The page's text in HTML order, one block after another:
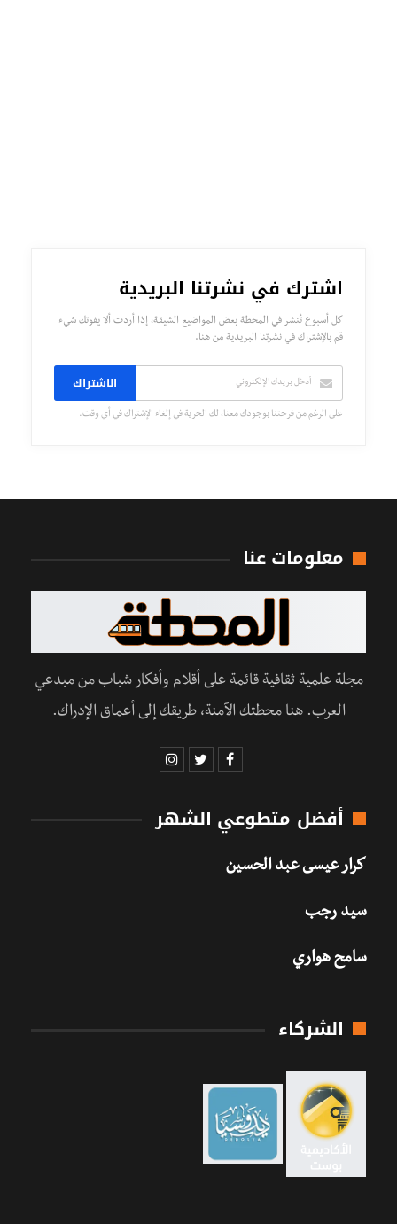
اشترك في نشرتنا البريدية
كل أسبوع تُنشر في المحطة بعض المواضيع الشيقة، إذا أردت ألا يفوتك شيء
قم بالإشتراك في نشرتنا البريدية من هنا.
الاشتراك
على الرغم من فرحتنا بوجودك معنا، لك الحرية في إلغاء الإشتراك في أي وقت.
معلومات عنا
مجلة علمية ثقافية قائمة على أقلام وأفكار شباب من مبدعي
العرب. هنا محطتك الآمنة، طريقك إلى أعماق الإدراك.
أفضل متطوعي الشهر
كرار عيسى عبد الحسين
سيد رجب
سامح هواري
الشركاء